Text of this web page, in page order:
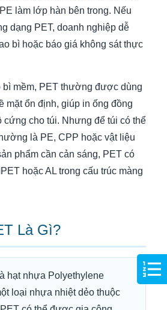
làm lớp hàn bên trong. Nếu
dạng PET, doanh nghiệp dễ
bì hoặc báo giá không sát thực
bì mềm, PET thường được dùng
mặt ổn định, giúp in ống đồng
cứng cho túi. Nhưng để túi có thể
là PE, CPP hoặc vật liệu
phẩm cần cản sáng, PET có
hoặc AL trong cấu trúc màng
Là Gì?
là hạt nhựa Polyethylene
loại nhựa nhiệt dẻo thuộc